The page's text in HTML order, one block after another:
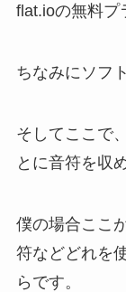
flat.ioの無料プ
ちなみにソフ
そしてここで
とに音符を収
僕の場合ここ
符などどれを
らです。